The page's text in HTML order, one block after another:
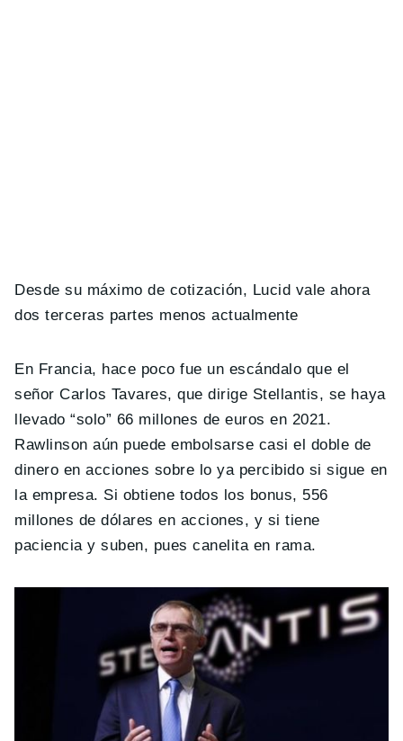
Desde su máximo de cotización, Lucid vale ahora
dos terceras partes menos actualmente
En Francia, hace poco fue un escándalo que el
señor Carlos Tavares, que dirige Stellantis, se haya
llevado “solo” 66 millones de euros en 2021.
Rawlinson aún puede embolsarse casi el doble de
dinero en acciones sobre lo ya percibido si sigue en
la empresa. Si obtiene todos los bonus, 556
millones de dólares en acciones, y si tiene
paciencia y suben, pues canelita en rama.